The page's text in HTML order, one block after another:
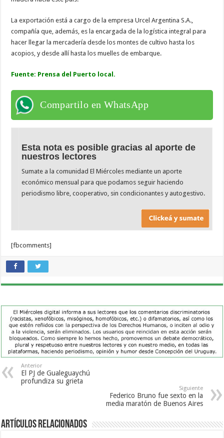
La exportación está a cargo de la empresa Urcel Argentina S.A.,
compañía que, además, es la encargada de la logística integral para
hacer llegar la mercadería desde los montes de cultivo hasta los
acopios, y desde allí hasta los muelles de embarque.
Fuente: Prensa del Puerto local.
Compartilo en WhatsApp
Esta nota es posible gracias al aporte de
nuestros lectores
Sumate a la comunidad El Miércoles mediante un aporte
económico mensual para que podamos seguir haciendo
periodismo libre, cooperativo, sin condicionantes y autogestivo.
[fbcomments]
Anterior
El PJ de Gualeguaychú
profundiza su grieta
Siguiente
Federico Bruno fue sexto en la
media maratón de Buenos Aires
Artículos Relacionados